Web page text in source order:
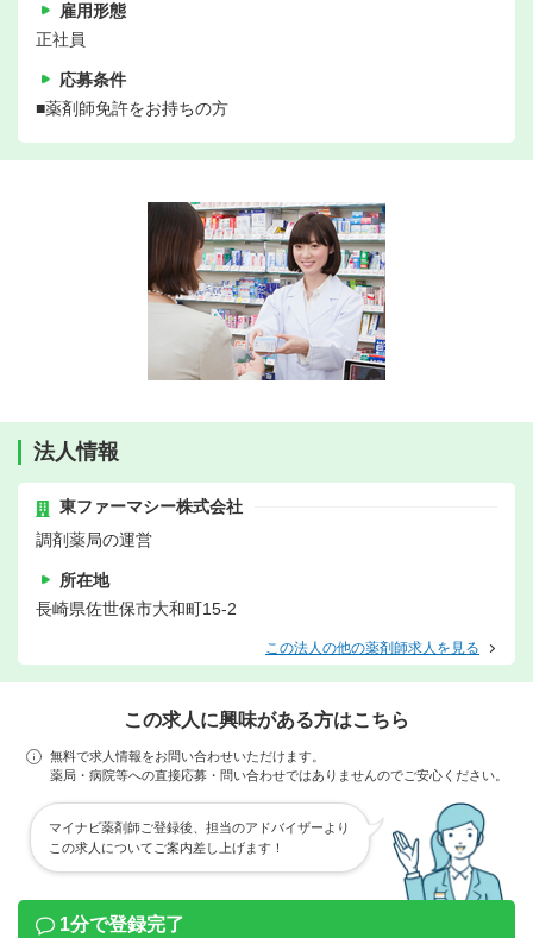
雇用形態
正社員
応募条件
■薬剤師免許をお持ちの方
法人情報
東ファーマシー株式会社
調剤薬局の運営
所在地
長崎県佐世保市大和町15-2
この法人の他の薬剤師求人を見る
この求人に興味がある方はこちら
無料で求人情報をお問い合わせいただけます。
薬局・病院等への直接応募・問い合わせではありませんのでご安心ください。
マイナビ薬剤師ご登録後、担当のアドバイザーより
この求人についてご案内差し上げます！
1分で登録完了